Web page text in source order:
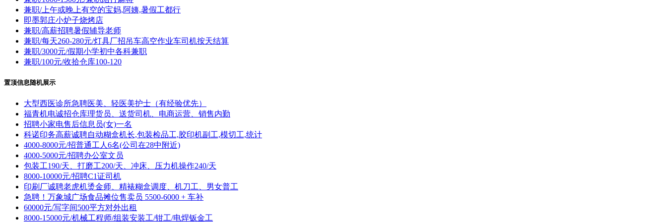
兼职/上午或晚上有空的宝妈,阿姨,暑假工都行
即墨郭庄小炉子烧烤店
兼职/高薪招聘暑假辅导老师
兼职/每天260-280元/灯具厂招吊车高空作业车司机按天结算
兼职/3000元/假期小学初中各科兼职
兼职/100元/收拾仓库100-120
置顶信息随机展示
大型西医诊所急聘医美、轻医美护士（有经验优先）
福青机电诚招仓库理货员、送货司机、电商运营、销售内勤
招聘小家电售后信息员(女)一名
科诺印务高薪诚聘自动糊盒机长,包装检品工,胶印机副工,模切工,统计
4000-8000元/招普通工人6名(公司在28中附近)
4000-5000元/招聘办公室文员
包装工190/天、打磨工200/天、冲床、压力机操作240/天
8000-10000元/招聘C1证司机
印刷厂诚聘老虎机烫金师、精裱糊盒调度、机刀工、男女普工
急聘！万象城广场食品摊位售卖员 5500-6000 + 车补
60000元/写字间500平方对外出租
8000-15000元/机械工程师/组装安装工/钳工/电焊钣金工